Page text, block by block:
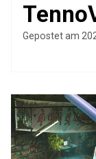
Gepostet am